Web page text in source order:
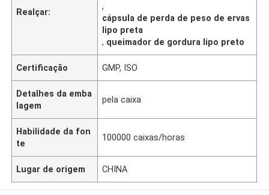
Realçar:
,
cápsula de perda de peso de ervas
lipo preta
, queimador de gordura lipo preto
Certificação GMP, ISO
Detalhes da emba
lagem
pela caixa
Habilidade da fon
te
100000 caixas/horas
Lugar de origem CHINA